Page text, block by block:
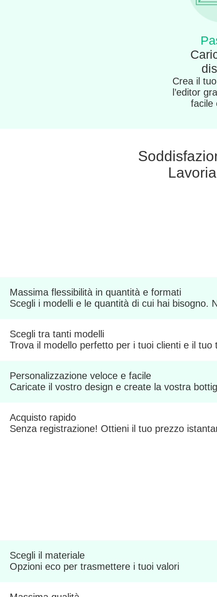
Crea il
l’editor
facile
Massima flessibilità in quantità e formati
Scegli i modelli e le quantità di cui hai bisogno.
Scegli tra tanti modelli
Trova il modello perfetto per i tuoi clienti e il tuo
Personalizzazione veloce e facile
Caricate il vostro design e create la vostra
Acquisto rapido
Senza registrazione! Ottieni il tuo prezzo
Scegli il materiale
Opzioni eco per trasmettere i tuoi valori